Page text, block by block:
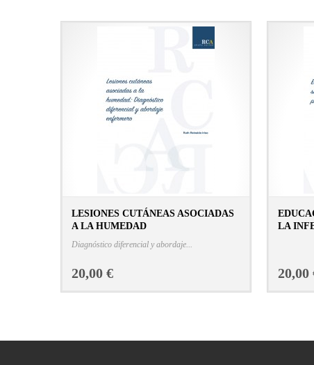
LESIONES CUTÁNEAS ASOCIADAS
A LA HUMEDAD
Diagnóstico diferencial y abordaje...
20,00 €
LA
20,00